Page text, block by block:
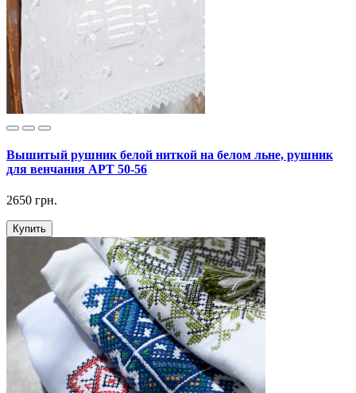
Вышитый рушник белой ниткой на белом льне, рушник
для венчания АРТ 50-56
2650 грн.
Купить